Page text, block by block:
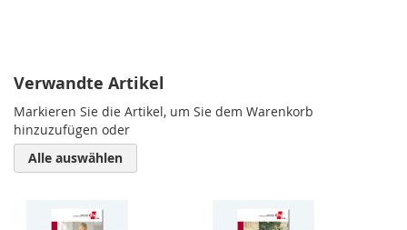
Verwandte Artikel
Markieren Sie die Artikel, um Sie dem Warenkorb
hinzuzufügen oder
Alle auswählen